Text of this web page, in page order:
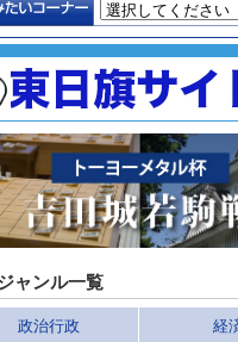
ャンル一覧
政治行政 経